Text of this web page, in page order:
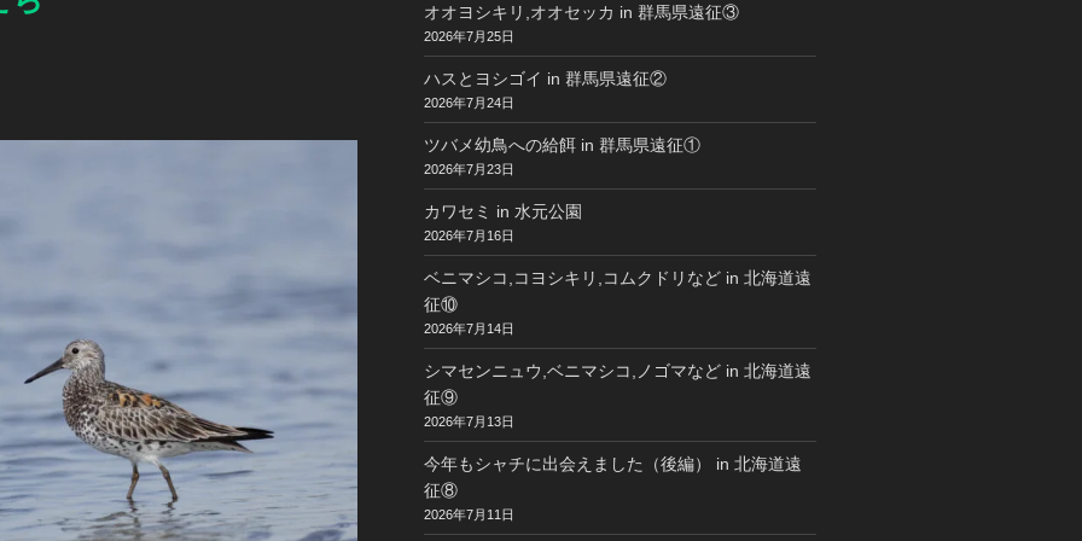
オオヨシキリ,オオセッカ in 群馬県遠征③
2026年7月25日
ハスとヨシゴイ in 群馬県遠征②
2026年7月24日
ツバメ幼鳥への給餌 in 群馬県遠征①
2026年7月23日
カワセミ in 水元公園
2026年7月16日
ベニマシコ,コヨシキリ,コムクドリなど in 北海道遠
征⑩
2026年7月14日
シマセンニュウ,ベニマシコ,ノゴマなど in 北海道遠
征⑨
2026年7月13日
今年もシャチに出会えました（後編） in 北海道遠
征⑧
2026年7月11日